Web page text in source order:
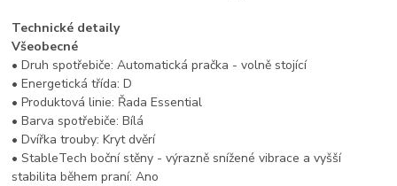
Technické detaily
Všeobecné
• Druh spotřebiče: Automatická pračka - volně stojící
• Energetická třída: D
• Produktová linie: Řada Essential
• Barva spotřebiče: Bílá
• Dvířka trouby: Kryt dvěrí
• StableTech boční stěny - výrazně snížené vibrace a vyšší
stabilita během praní: Ano